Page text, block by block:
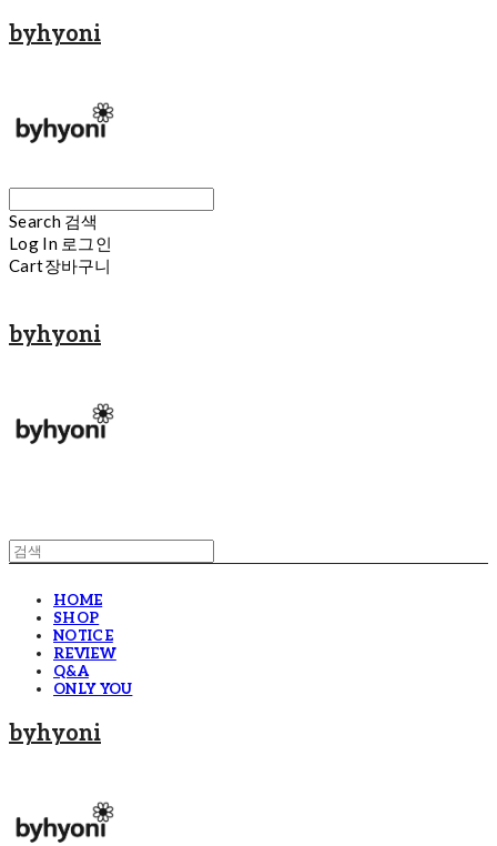
byhyoni
Search 검색
Log In 로그인
Cart장바구니
byhyoni
HOME
SHOP
NOTICE
REVIEW
Q&A
ONLY YOU
byhyoni